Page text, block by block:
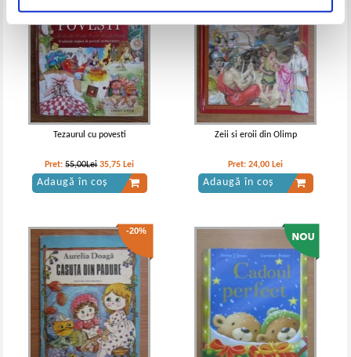
Tezaurul cu povesti
Pret:55,00Lei 35,75 Lei
Adaugă în coș
Zeii si eroii din Olimp
Pret:24,00 Lei
Adaugă în coș
-20%